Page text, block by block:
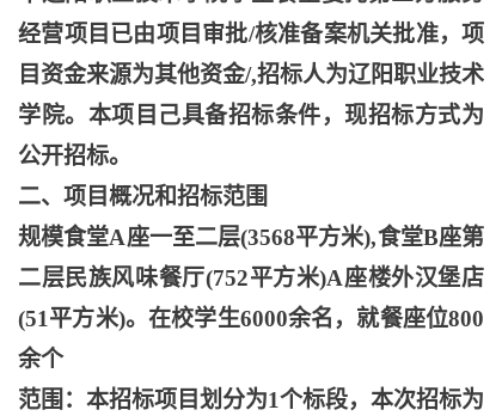
经营项目已由项目审批/核准备案机关批准，项
目资金来源为其他资金/,招标人为辽阳职业技术
学院。本项目己具备招标条件，现招标方式为
公开招标。
二、项目概况和招标范围
规模食堂A座一至二层(3568平方米),食堂B座第
二层民族风味餐厅(752平方米)A座楼外汉堡店
(51平方米)。在校学生6000余名，就餐座位800
余个
范围：本招标项目划分为1个标段，本次招标为